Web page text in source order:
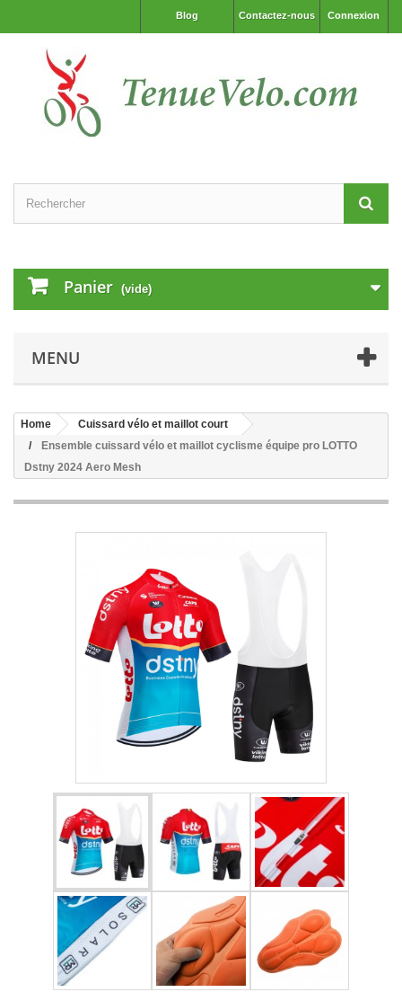
Connexion
Contactez-nous
Blog
Panier (vide)
MENU
Home
Cuissard vélo et maillot court
Ensemble cuissard vélo et maillot cyclisme équipe pro LOTTO
Dstny 2024 Aero Mesh